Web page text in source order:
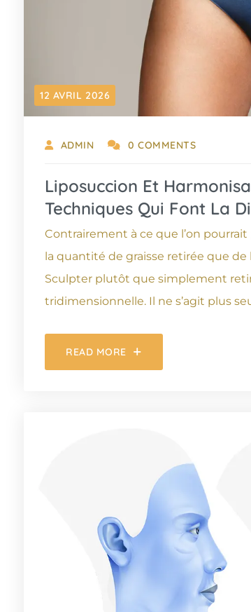
12 AVRIL 2026
ADMIN 0 COMMENTS
Liposuccion Et
Techniques Qui Font La
Contrairement à ce que l’on
la quantité de graisse retirée que
Sculpter plutôt que simplement
tridimensionnelle. Il ne s’agit plus
READ MORE